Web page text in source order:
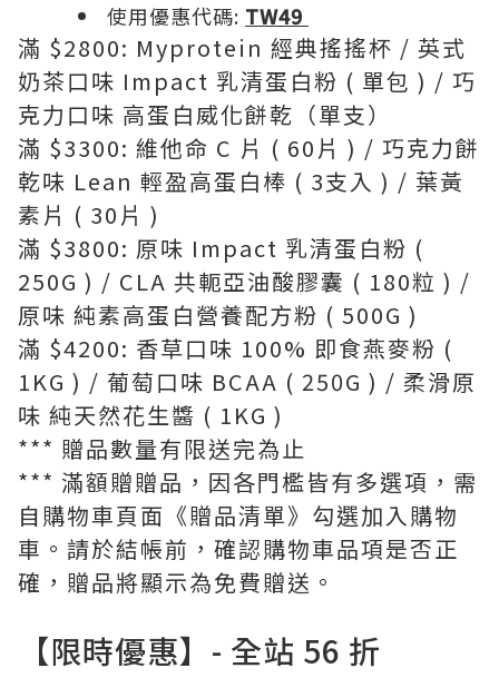
使用優惠代碼: TW49
滿 $2800: Myprotein 經典搖搖杯 / 英式
奶茶口味 Impact 乳清蛋白粉 ( 單包 ) / 巧
克力口味 高蛋白威化餅乾（單支）
滿 $3300: 維他命 C 片 ( 60片 ) / 巧克力餅
乾味 Lean 輕盈高蛋白棒 ( 3支入 ) / 葉黃
素片 ( 30片 )
滿 $3800: 原味 Impact 乳清蛋白粉 (
250G ) / CLA 共軛亞油酸膠囊 ( 180粒 ) /
原味 純素高蛋白營養配方粉 ( 500G )
滿 $4200: 香草口味 100% 即食燕麥粉 (
1KG ) / 葡萄口味 BCAA ( 250G ) / 柔滑原
味 純天然花生醬 ( 1KG )
*** 贈品數量有限送完為止
*** 滿額贈贈品，因各門檻皆有多選項，需
自購物車頁面《贈品清單》勾選加入購物
車。請於結帳前，確認購物車品項是否正
確，贈品將顯示為免費贈送。
【限時優惠】- 全站 56 折